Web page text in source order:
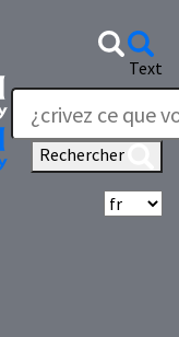
Text
Rechercher